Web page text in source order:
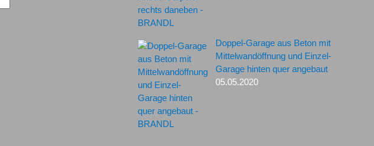
Doppel-Garage aus Beton mit
Mittelwandöffnung und Einzel-
Garage hinten quer angebaut
05.05.2020